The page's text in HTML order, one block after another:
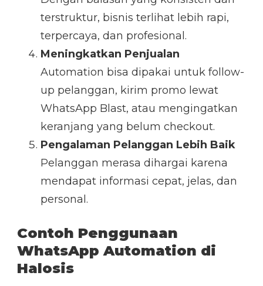
terstruktur, bisnis terlihat lebih rapi,
terpercaya, dan profesional.
Meningkatkan Penjualan
Automation bisa dipakai untuk follow-
up pelanggan, kirim promo lewat
WhatsApp Blast, atau mengingatkan
keranjang yang belum checkout.
Pengalaman Pelanggan Lebih Baik
Pelanggan merasa dihargai karena
mendapat informasi cepat, jelas, dan
personal.
Contoh Penggunaan
WhatsApp Automation di
Halosis